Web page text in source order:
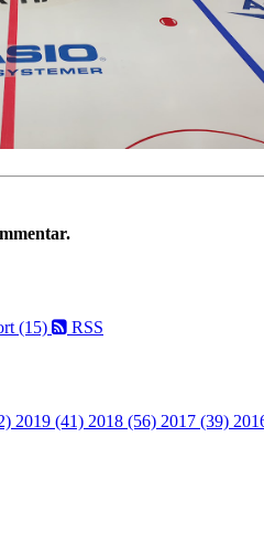
(15) RSS
2019 (41) 2018 (56) 2017 (39)